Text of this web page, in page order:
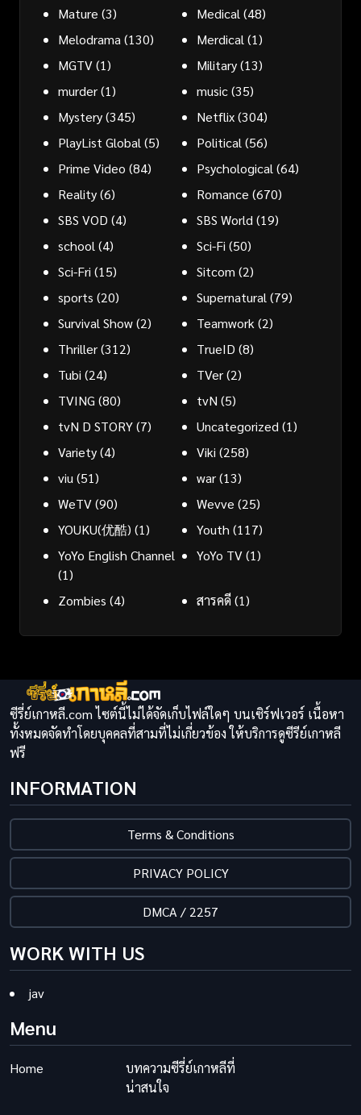
Mature (3) Medical (48)
Melodrama (130) Merdical (1)
MGTV(1) Military(13)
murder(1) music(35)
Mystery(345) Netflix(304)
PlayList Global (5) Political (56)
Prime Video (84) Psychological (64)
Reality(6) Romance (670)
SBS VOD (4) SBS World (19)
school (4) Sci-Fi (50)
Sci-Fri (15) Sitcom (2)
sports (20) Supernatural (79)
Survival Show(2) Teamwork (2)
Thriller(312) TrueID (8)
Tubi (24) TVer(2)
TVING (80) tvN (5)
tvN D STORY(7) Uncategorized (1)
Variety(4) Viki (258)
viu (51) war(13)
WeTV(90) Wevve (25)
YOUKU(优酷) (1) Youth (117)
YoYo English Channel
(1)
YoYo TV(1)
Zombies (4) สารคดี(1)
ซีรี่ย์เกาหลี.com ไซต์นี้ไม่ได้จัดเก็บไฟล์ใดๆ บนเซิร์ฟเวอร์ เนื้อหา
ทั้งหมดจัดทำโดยบุคคลที่สามที่ไม่เกี่ยวข้อง ให้บริการดูซีรีย์เกาหลี
ฟรี
INFORMATION
Terms & Conditions
PRIVACY POLICY
DMCA / 2257
WORK WITH US
jav
Menu
Home
บทความซีรี่ย์เกาหลีที่
น่าสนใจ